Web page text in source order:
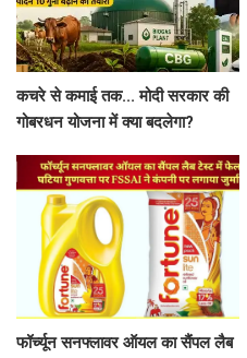
कचरे से कमाई तक... मोदी सरकार की
गोबरधन योजना में क्या बदलेगा?
फॉर्च्यून सनफ्लावर ऑयल का सैंपल लैब